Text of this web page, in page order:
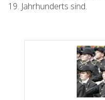
19. Jahrhunderts sind.